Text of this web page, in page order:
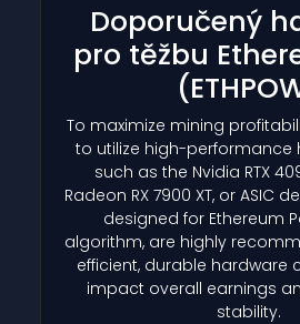
Doporučený
pro těžbu
To maximize mining
to utilize high-performance
such as the Nvidia RTX
Radeon RX 7900 XT, or ASIC
designed for Ethereum
algorithm, are highly
efficient, durable hardware
impact overall earnings
stability.